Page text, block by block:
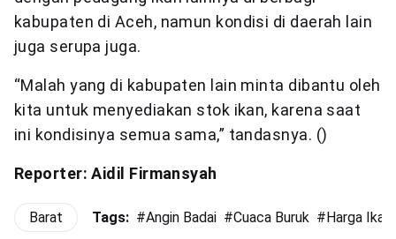
kabupaten di Aceh, namun kondisi di daerah lain
juga serupa juga.
“Malah yang di kabupaten lain minta dibantu oleh
kita untuk menyediakan stok ikan, karena saat
ini kondisinya semua sama,” tandasnya. ()
Reporter: Aidil Firmansyah
Barat Tags: #Angin Badai #Cuaca Buruk #Harga Ikan